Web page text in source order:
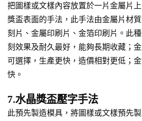
把圖樣或文樣內容放置於一片金屬片
獎盃表面的手法，此手法由金屬片材
刻片、金屬印刷片、金箔印刷片。此
刻效果及耐久最好，能夠長期收藏；
可選擇，生產更快，造價相對更低；
快。
7.水晶獎盃壓字手法
此預先製造模具，將圖樣或文樣預先